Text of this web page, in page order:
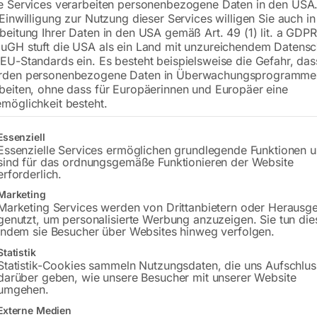
€ 4,80
inkl. MwSt. zzgl.Versandkosten
Lieferzeit:ca. 2 - 3 Tage
Bitte beachten Sie: Die Versandkosten
In den
Sie haben
Gerne
Services verarbeiten personenbezogene Daten in den
zur Nutzung dieser Services willigen Sie auch
Ihrer Daten in den USA gemäß Art. 49 (1) lit. a
stuft die USA als ein Land mit unzureichendem
Standards ein. Es besteht beispielsweise die Gefahr,
personenbezogene Daten in
ohne dass für Europäerinnen und Europäer eine
besteht.
eine Liste der Service-Gruppen, für die eine Einwilligung erteilt
Services ermöglichen grundlegende Funktionen
für das ordnungsgemäße Funktionieren der Website
Services werden von Drittanbietern oder
um personalisierte Werbung anzuzeigen. Sie tun
sie Besucher über Websites hinweg verfolgen.
Cookies sammeln Nutzungsdaten, die uns
geben, wie unsere Besucher mit unserer Website
Medien